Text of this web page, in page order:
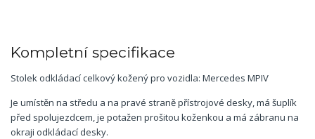
Kompletní specifikace
Stolek odkládací celkový kožený pro vozidla: Mercedes MPIV
Je umístěn na středu a na pravé straně přístrojové desky, má šuplík
před spolujezdcem, je potažen prošitou koženkou a má zábranu na
okraji odkládací desky.